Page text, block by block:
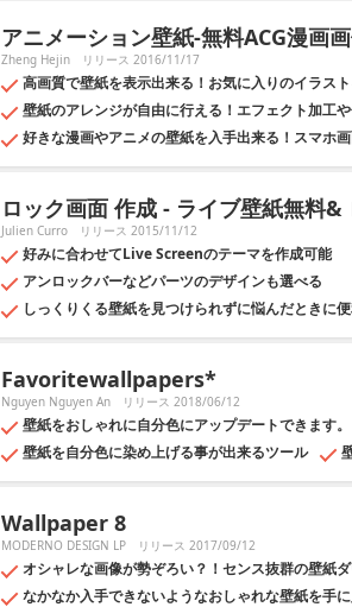
アニメーション壁紙-無料ACG漫画
Zheng Hejin リリース 2016/11/17
高画質で壁紙を表示出来る！お気に入りのイラス
壁紙のアレンジが自由に行える！エフェクト加工
好きな漫画やアニメの壁紙を入手出来る！スマホ
ロック画面 作成 - ライブ壁紙無料&
Julien Curro リリース 2015/11/12
好みに合わせてLive Screenのテーマを作成可能
アンロックバーなどパーツのデザインも選べる
しっくりくる壁紙を見つけられずに悩んだときに
Favoritewallpapers*
Nguyen Nguyen An リリース 2018/06/12
壁紙をおしゃれに自分色にアップデートできます。
壁紙を自分色に染め上げる事が出来るツール
Wallpaper 8
MODERNO DESIGN LP リリース 2017/09/12
オシャレな画像が勢ぞろい？！センス抜群の壁紙
なかなか入手できないようなおしゃれな壁紙を手